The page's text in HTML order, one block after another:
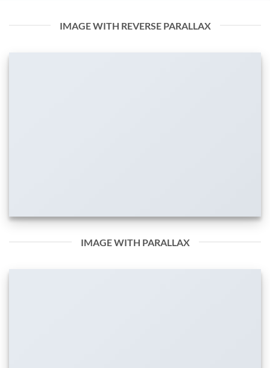
IMAGE WITH REVERSE PARALLAX
IMAGE WITH PARALLAX